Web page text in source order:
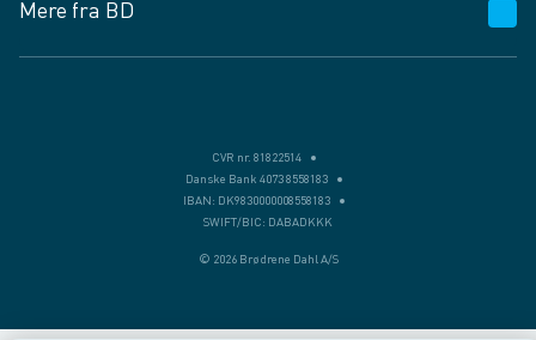
Vilkår og betingelser
BD app
BD.dk services
Mere fra BD
CVR nr. 81822514
Danske Bank 4073 8558183
IBAN: DK9830000008558183
SWIFT/BIC: DABADKKK
© 2026 Brødrene Dahl A/S